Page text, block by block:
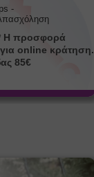
-
για online κράτηση.
85€